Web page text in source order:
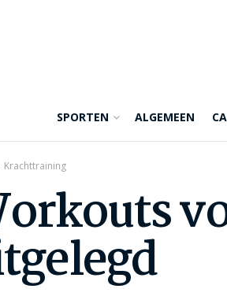
SPORTEN ALGEMEEN
Krachttraining